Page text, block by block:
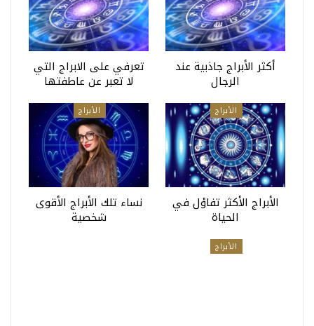
أكثر الأبراج جاذبية عند
الرجال
تعرفي على الابراج التي
لا تعبر عن عاطفتها
الأبراج
الأبراج الأكثر تفاؤل في
الحياة
الأبراج
نساء تلك الأبراج الأقوى
شخصية
الأبراج